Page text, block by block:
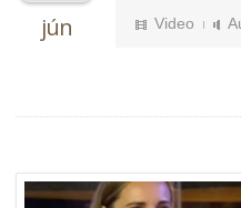
jún Video